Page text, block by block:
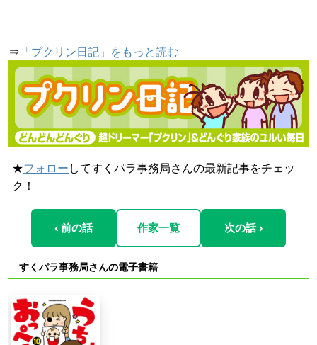
⇒ 「プクリン日記」をもっと読む
★フォロー してすくパラ事務局さんの最新記事をチェッ
ク！
‹ 前の話 作家一覧 次の話 ›
すくパラ事務局さんの電子書籍